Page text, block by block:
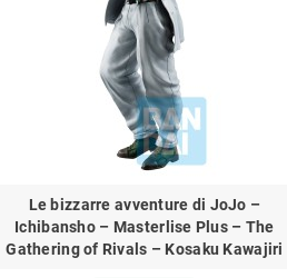
Le bizzarre avventure di JoJo –
Ichibansho – Masterlise Plus – The
Gathering of Rivals – Kosaku Kawajiri